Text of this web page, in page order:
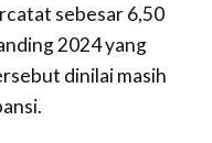
sebesar 6,50
2024 yang
dinilai masih